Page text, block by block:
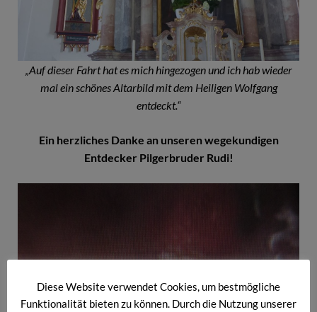
„Auf dieser Fahrt hat es mich hingezogen und ich hab wieder
mal ein schönes Altarbild mit dem Heiligen Wolfgang
entdeckt.“
Ein herzliches Danke an unseren wegekundigen
Entdecker Pilgerbruder Rudi!
Diese Website verwendet Cookies, um bestmögliche
Funktionalität bieten zu können. Durch die Nutzung unserer